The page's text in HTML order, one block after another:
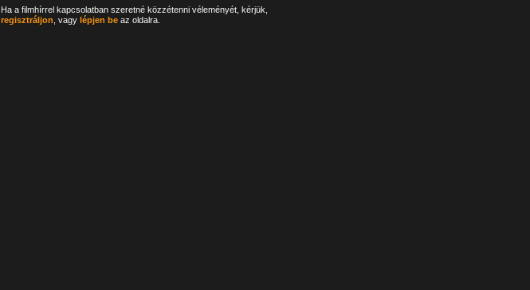
Ha a filmhírrel kapcsolatban szeretné közzétenni véleményét, kérjük,
regisztráljon , vagy lépjen beaz oldalra.